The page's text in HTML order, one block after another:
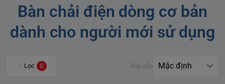
Bàn chải điện dòng cơ bản
dành cho người mới sử dụng
Lọc 0 Sắp xếp